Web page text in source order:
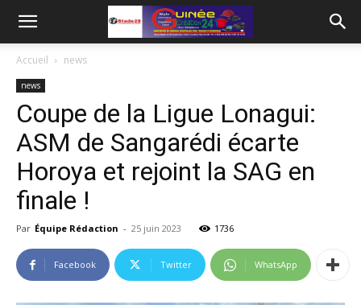
Accueil news
news
Coupe de la Ligue Lonagui:
ASM de Sangarédi écarte
Horoya et rejoint la SAG en
finale !
Par Équipe Rédaction - 25 juin 2023 1736
Facebook Twitter WhatsApp